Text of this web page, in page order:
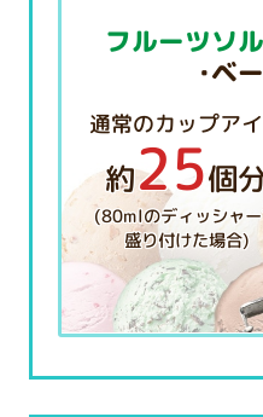
フルーツソ
・ベ
通常のカップア
約25個
(80mlのディッシャ
盛り付けた場合)